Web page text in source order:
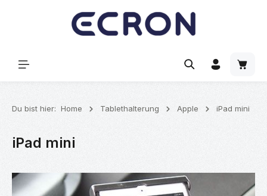
Du bist hier: Home Tablethalterung Apple iPad mini
iPad mini